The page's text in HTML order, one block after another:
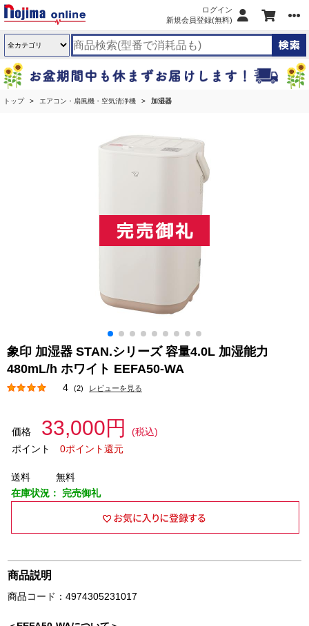
ログイン
新規会員登録(無料)
トップ エアコン・扇風機・空気清浄機 加湿器
象印 加湿器 STAN.シリーズ 容量4.0L 加湿能力
480mL/h ホワイト EEFA50-WA
4 (2) レビューを見る
価格 33,000円
(税込)
ポイント
0ポイント還元
送料
無料
在庫状況： 完売御礼
商品説明
商品コード：4974305231017